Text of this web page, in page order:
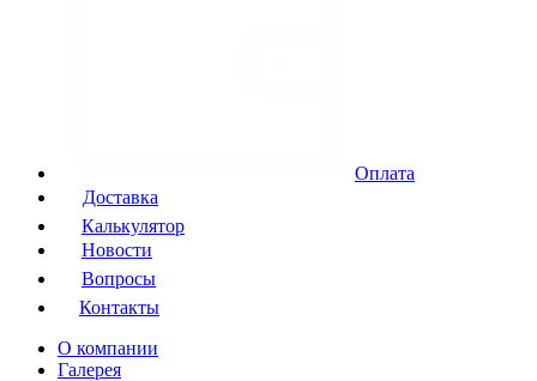
Оплата
Доставка
Калькулятор
Новости
Вопросы
Контакты
О компании
Галерея